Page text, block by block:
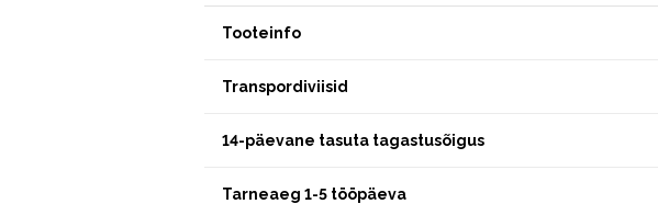
Tooteinfo
Transpordiviisid
14-päevane tasuta tagastusõigus
Tarneaeg 1-5 tööpäeva